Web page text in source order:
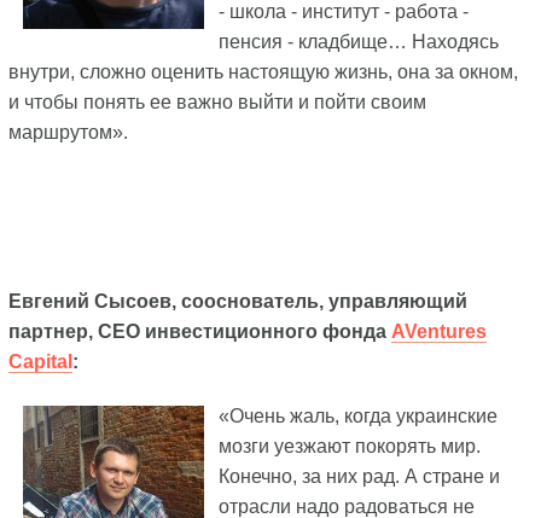
- школа - институт - работа -
пенсия - кладбище… Находясь
внутри, сложно оценить настоящую жизнь, она за окном,
и чтобы понять ее важно выйти и пойти своим
маршрутом».
Евгений Сысоев, сооснователь, управляющий
партнер, СЕО инвестиционного фонда AVentures
Capital :
«Очень жаль, когда украинские
мозги уезжают покорять мир.
Конечно, за них рад. А стране и
отрасли надо радоваться не